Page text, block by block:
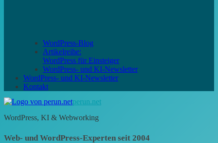
WordPress-Blog
Artikelreihe:
WordPress für Einsteiger
WordPress- und KI-Newsletter
WordPress- und KI-Newsletter
Kontakt
perun.net
WordPress, KI & Webworking
Web- und WordPress-Experten seit 2004